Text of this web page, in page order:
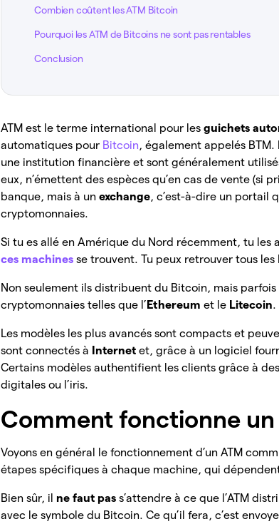
Combien coûtent les ATM Bitcoin
Pourquoi les ATM de Bitcoins ne sont pas rentables
Conclusion
ATM est le terme international pour lesguichets
automatiques pour Bitcoin, également appelés BTM.
une institution financière et sont généralement
eux, n’émettent des espèces qu’en cas de vente (si
banque, mais à unexchange, c’est-à-dire un portail
cryptomonnaies.
Si tu es allé en Amérique du Nord récemment, tu les
ces machines se trouvent. Tu peux retrouver tous
Non seulement ils distribuent du Bitcoin, mais
cryptomonnaies telles que l’ Ethereumet le Litecoin.
Les modèles les plus avancés sont compacts et
sont connectés à
Internetet, grâce à un logiciel
Certains modèles authentifient les clients grâce à
digitales ou l’iris.
Comment fonctionne un
Voyons en général le fonctionnement d’un ATM
étapes spécifiques à chaque machine, qui
Bien sûr, il ne faut pass’attendre à ce que l’ATM
avec le symbole du Bitcoin. Ce qu’il fera, c’est